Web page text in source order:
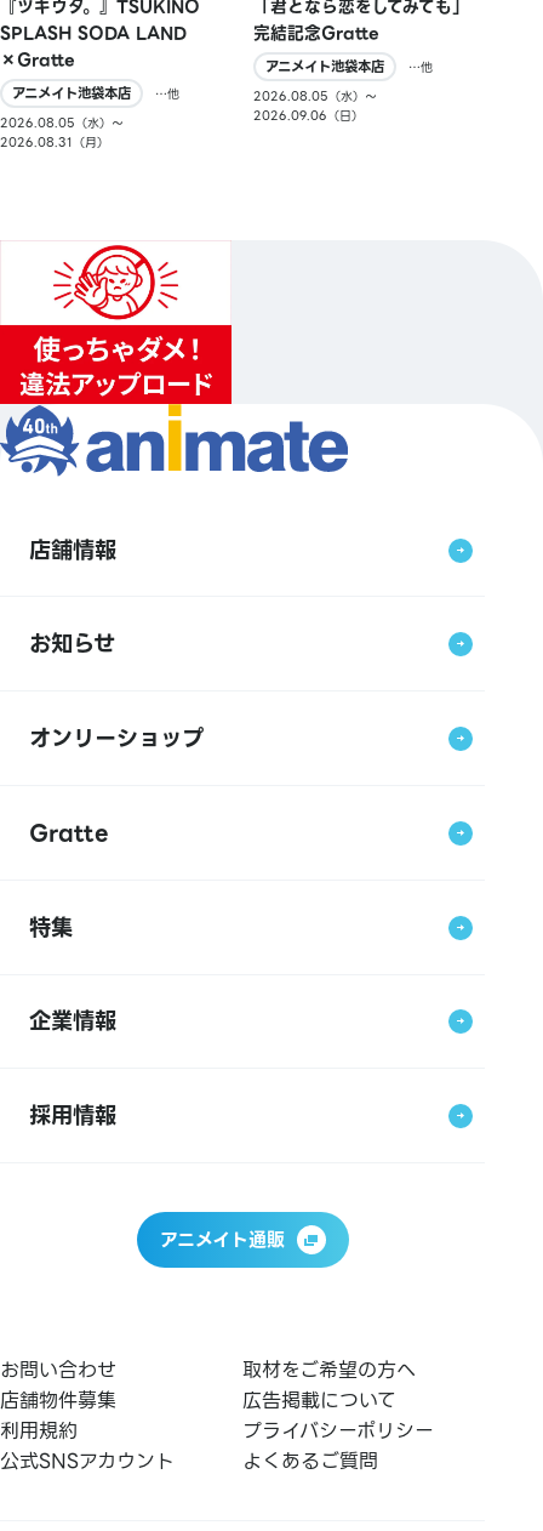
『ツキウタ。』TSUKINO
SPLASH SODA LAND
×Gratte
アニメイト池袋本店
…他
2026.08.05（水）〜
2026.08.31（月）
「君となら恋をしてみても」
完結記念Gratte
アニメイト池袋本店
…他
2026.08.05（水）〜
2026.09.06（日）
店舗情報
お知らせ
オンリーショップ
Gratte
特集
企業情報
採用情報
アニメイト通販
お問い合わせ
取材をご希望の方へ
店舗物件募集
広告掲載について
利用規約
プライバシーポリシー
公式SNSアカウント
よくあるご質問